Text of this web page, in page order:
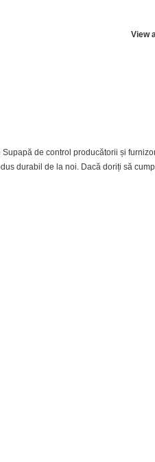
View
de control producătorii și
durabil de la noi. Dacă doriți să